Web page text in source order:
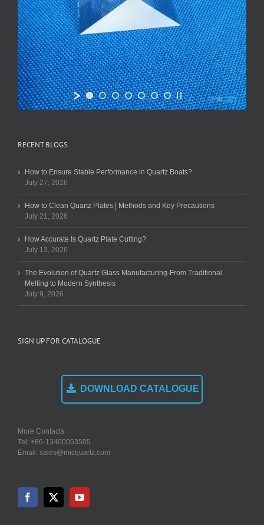
RECENT BLOGS
How to Ensure Stable Performance in Quartz Boats?
July 27, 2026
How to Clean Quartz Plates | Methods and Key Precautions
July 21, 2026
How Accurate Is Quartz Plate Cutting?
July 13, 2026
The Evolution of Quartz Glass Manufacturing-From Traditional
Melting to Modern Synthesis
July 9, 2026
SIGN UP FOR CATALOGUE
DOWNLOAD CATALOGUE
More Contacts:
Tel: +86-13400053505
Email: sales@micquartz.com